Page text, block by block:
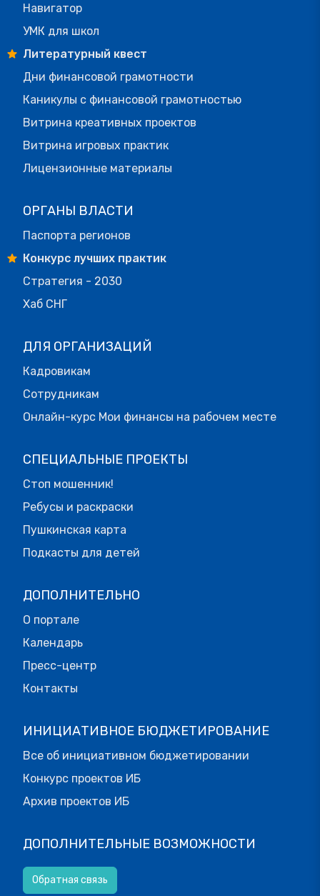
Навигатор
УМК для школ
Литературный квест
Дни финансовой грамотности
Каникулы с финансовой грамотностью
Витрина креативных проектов
Витрина игровых практик
Лицензионные материалы
ОРГАНЫ ВЛАСТИ
Паспорта регионов
Конкурс лучших практик
Стратегия - 2030
Хаб СНГ
ДЛЯ ОРГАНИЗАЦИЙ
Кадровикам
Сотрудникам
Онлайн-курс Мои финансы на рабочем месте
СПЕЦИАЛЬНЫЕ ПРОЕКТЫ
Стоп мошенник!
Ребусы и раскраски
Пушкинская карта
Подкасты для детей
ДОПОЛНИТЕЛЬНО
О портале
Календарь
Пресс-центр
Контакты
ИНИЦИАТИВНОЕ БЮДЖЕТИРОВАНИЕ
Все об инициативном бюджетировании
Конкурс проектов ИБ
Архив проектов ИБ
ДОПОЛНИТЕЛЬНЫЕ ВОЗМОЖНОСТИ
Обратная связь